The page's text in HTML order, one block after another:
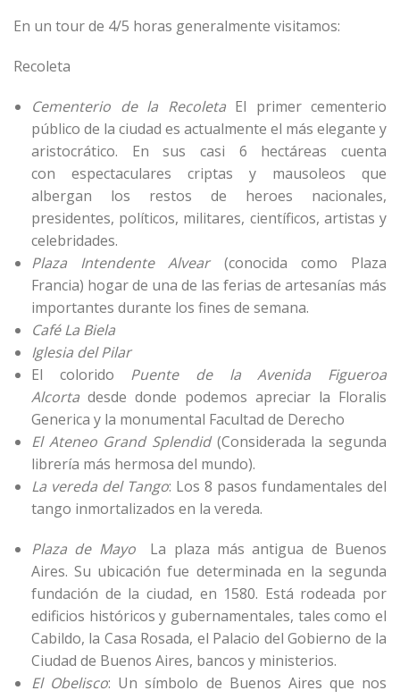
En un tour de 4/5 horas generalmente visitamos:
Recoleta
Cementerio de la RecoletaEl primer cementerio
público de la ciudad es actualmente el más elegante y
aristocrático. En sus casi 6 hectáreas cuenta
con espectaculares criptas y mausoleos que
albergan los restos de heroes nacionales,
presidentes, políticos, militares, científicos, artistas y
celebridades.
Plaza Intendente Alvear(conocida como Plaza
Francia) hogar de una de las ferias de artesanías más
importantes durante los fines de semana.
Café La Biela
Iglesia del Pilar
El colorido Puente de la Avenida Figueroa
Alcorta desde donde podemos apreciar la Floralis
Generica y la monumental Facultad de Derecho
El Ateneo Grand Splendid(Considerada la segunda
librería más hermosa del mundo).
La vereda del Tango: Los 8 pasos fundamentales del
tango inmortalizados en la vereda.
Plaza de Mayo
La plaza más antigua de Buenos
Aires. Su ubicación fue determinada en la segunda
fundación de la ciudad, en 1580. Está rodeada por
edificios históricos y gubernamentales, tales como el
Cabildo, la Casa Rosada, el Palacio del Gobierno de la
Ciudad de Buenos Aires, bancos y ministerios.
El Obelisco: Un símbolo de Buenos Aires que nos